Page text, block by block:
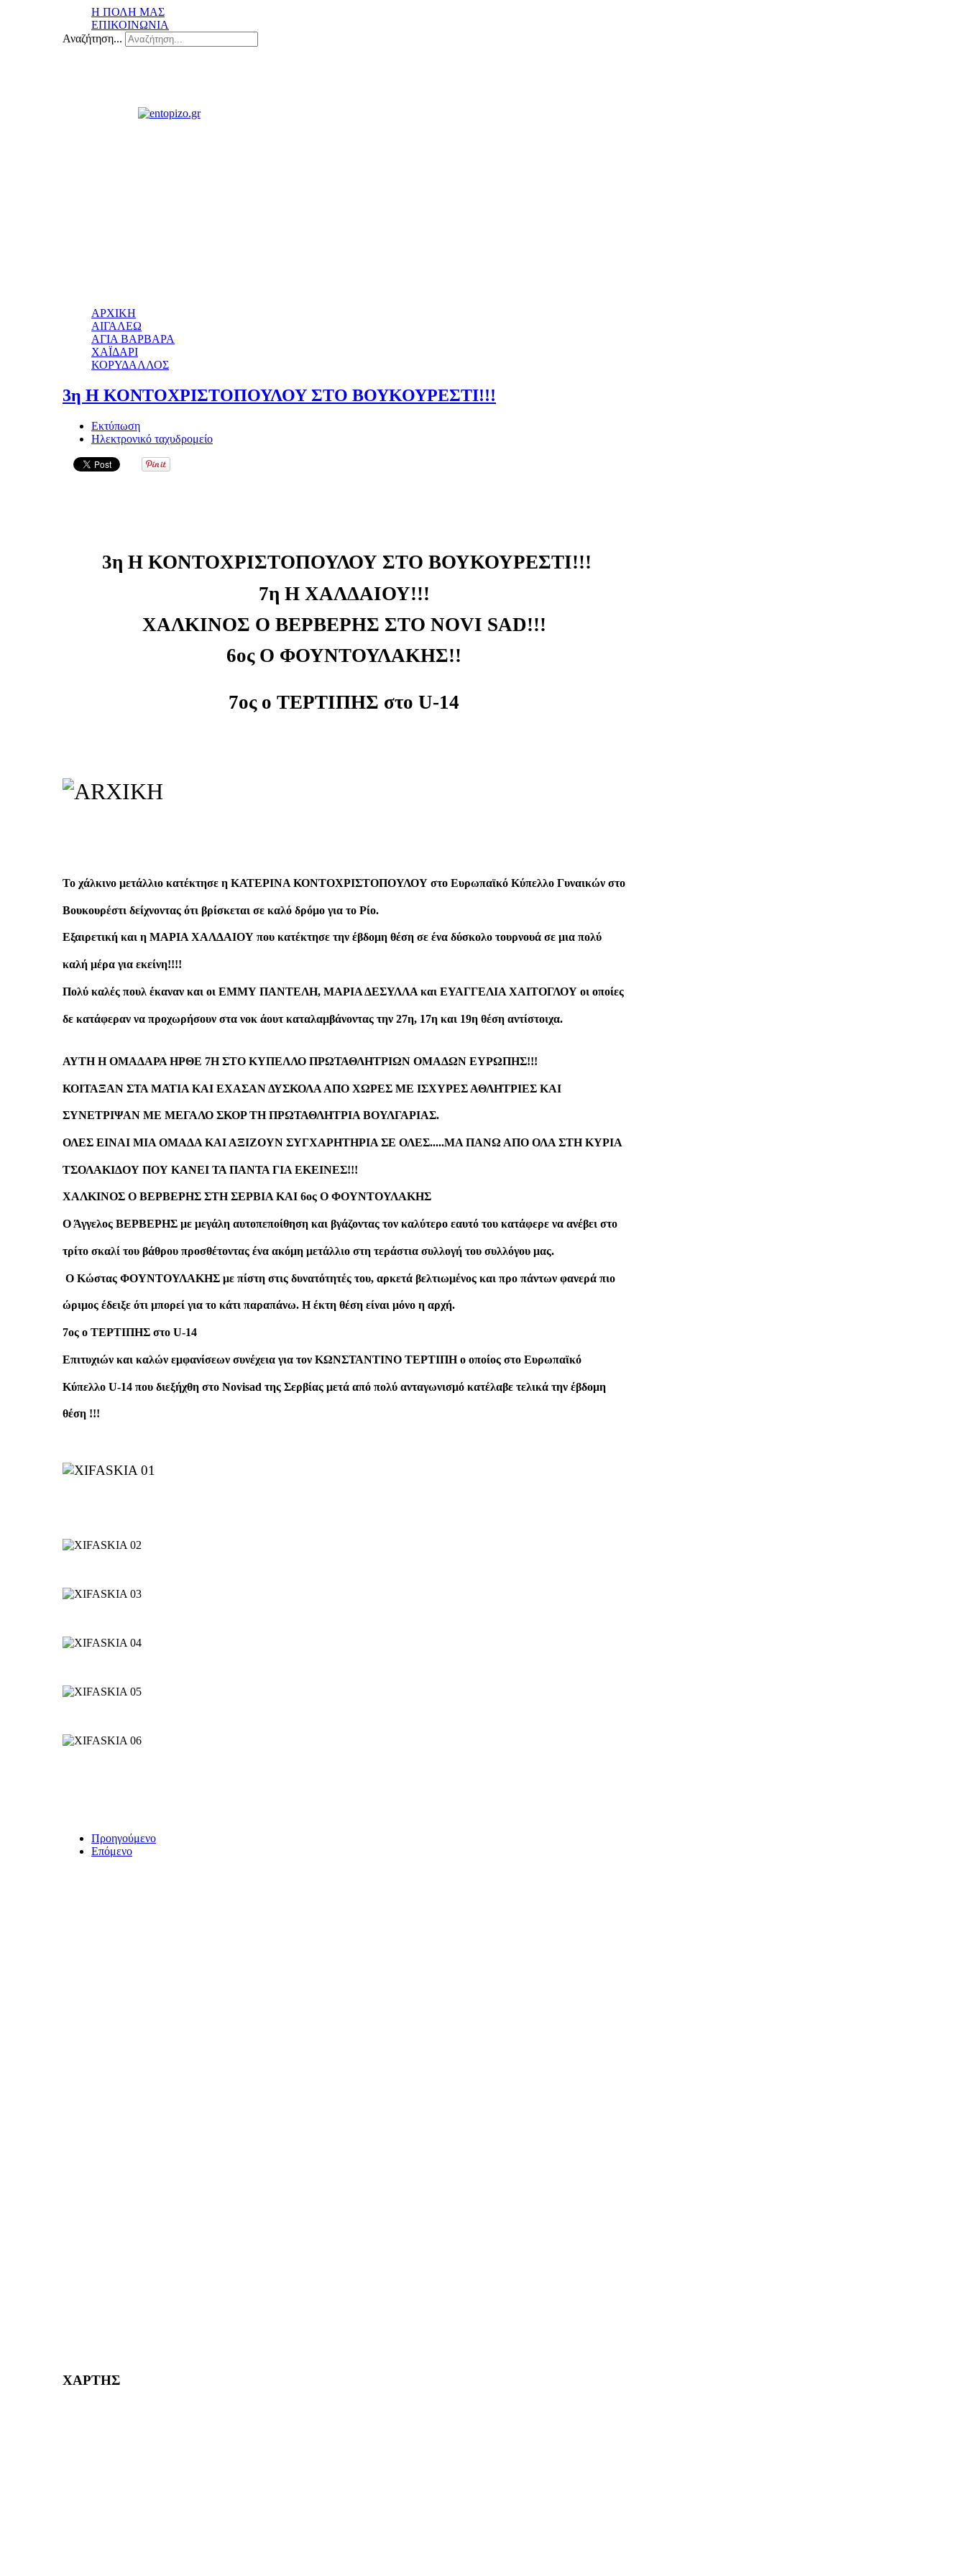
Η ΠΟΛΗ ΜΑΣ
ΕΠΙΚΟΙΝΩΝΙΑ
Αναζήτηση...
ΑΡΧΙΚΗ
ΑΙΓΑΛΕΩ
ΑΓΙΑ ΒΑΡΒΑΡΑ
ΧΑΪΔΑΡΙ
ΚΟΡΥΔΑΛΛΟΣ
3η Η ΚΟΝΤΟΧΡΙΣΤΟΠΟΥΛΟΥ ΣΤΟ ΒΟΥΚΟΥΡΕΣTΙ!!!
Εκτύπωση
Ηλεκτρονικό ταχυδρομείο
3η Η ΚΟΝΤΟΧΡΙΣΤΟΠΟΥΛΟΥ ΣΤΟ ΒΟΥΚΟΥΡΕΣTΙ!!!
7η Η ΧΑΛΔΑΙΟΥ!!!
ΧΑΛΚΙΝΟΣ Ο ΒΕΡΒΕΡΗΣ ΣΤΟ NOVI SAD!!!
6ος Ο ΦΟΥΝΤΟΥΛΑΚΗΣ!!
7ος ο ΤΕΡΤΙΠΗΣ στο U-14
Το χάλκινο μετάλλιο κατέκτησε η ΚΑΤΕΡΙΝΑ ΚΟΝΤΟΧΡΙΣΤΟΠΟΥΛΟΥ στο Ευρωπαϊκό Κύπελλο Γυναικών στο
Βουκουρέστι δείχνοντας ότι βρίσκεται σε καλό δρόμο για το Ρίο.
Εξαιρετική και η ΜΑΡΙΑ ΧΑΛΔΑΙΟΥ που κατέκτησε την έβδομη θέση σε ένα δύσκολο τουρνουά σε μια πολύ
καλή μέρα για εκείνη!!!!
Πολύ καλές πουλ έκαναν και οι ΕΜΜΥ ΠΑΝΤΕΛΗ, ΜΑΡΙΑ ΔΕΣΥΛΛΑ και ΕΥΑΓΓΕΛΙΑ ΧΑΙΤΟΓΛΟΥ οι οποίες
δε κατάφεραν να προχωρήσουν στα νοκ άουτ καταλαμβάνοντας την 27η, 17η και 19η θέση αντίστοιχα.
ΑΥΤΗ Η ΟΜΑΔΑΡΑ ΗΡΘΕ 7Η ΣΤΟ ΚΥΠΕΛΛΟ ΠΡΩΤΑΘΛΗΤΡΙΩΝ ΟΜΑΔΩΝ ΕΥΡΩΠΗΣ!!!
ΚΟΙΤΑΞΑΝ ΣΤΑ ΜΑΤΙΑ ΚΑΙ ΕΧΑΣΑΝ ΔΥΣΚΟΛΑ ΑΠΟ ΧΩΡΕΣ ΜΕ ΙΣΧΥΡΕΣ ΑΘΛΗΤΡΙΕΣ ΚΑΙ
ΣΥΝΕΤΡΙΨΑΝ ΜΕ ΜΕΓΑΛΟ ΣΚΟΡ ΤΗ ΠΡΩΤΑΘΛΗΤΡΙΑ ΒΟΥΛΓΑΡΙΑΣ.
ΟΛΕΣ ΕΙΝΑΙ ΜΙΑ ΟΜΑΔΑ ΚΑΙ ΑΞΙΖΟΥΝ ΣΥΓΧΑΡΗΤΗΡΙΑ ΣΕ ΟΛΕΣ.....ΜΑ ΠΑΝΩ ΑΠΟ ΟΛΑ ΣΤΗ ΚΥΡΙΑ
ΤΣΟΛΑΚΙΔΟΥ ΠΟΥ ΚΑΝΕΙ ΤΑ ΠΑΝΤΑ ΓΙΑ ΕΚΕΙΝΕΣ!!!
ΧΑΛΚΙΝΟΣ Ο ΒΕΡΒΕΡΗΣ ΣΤΗ ΣΕΡΒΙΑ ΚΑΙ 6ος Ο ΦΟΥΝΤΟΥΛΑΚΗΣ
Ο Άγγελος ΒΕΡΒΕΡΗΣ με μεγάλη αυτοπεποίθηση και βγάζοντας τον καλύτερο εαυτό του κατάφερε να ανέβει στο
τρίτο σκαλί του βάθρου προσθέτοντας ένα ακόμη μετάλλιο στη τεράστια συλλογή του συλλόγου μας.
Ο Κώστας ΦΟΥΝΤΟΥΛΑΚΗΣ με πίστη στις δυνατότητές του, αρκετά βελτιωμένος και προ πάντων φανερά πιο
ώριμος έδειξε ότι μπορεί για το κάτι παραπάνω. Η έκτη θέση είναι μόνο η αρχή.
7ος ο ΤΕΡΤΙΠΗΣ στο U-14
Επιτυχιών και καλών εμφανίσεων συνέχεια για τον ΚΩΝΣΤΑΝΤΙΝΟ ΤΕΡΤΙΠΗ ο οποίος στο Ευρωπαϊκό
Κύπελλο U-14 που διεξήχθη στο Novisad της Σερβίας μετά από πολύ ανταγωνισμό κατέλαβε τελικά την έβδομη
θέση !!!
Προηγούμενο
Επόμενο
ΧΑΡΤΗΣ